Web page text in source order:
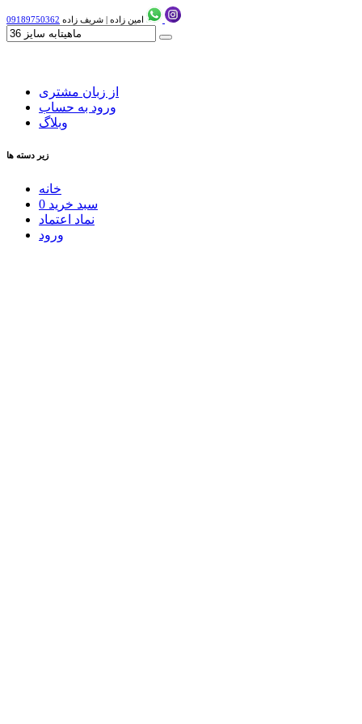
09189750362 امین زاده | شریف زاده
از زبان مشتری
ورود به حساب
وبلاگ
زیر دسته ها
خانه
0 سبد خرید
نماد اعتماد
ورود